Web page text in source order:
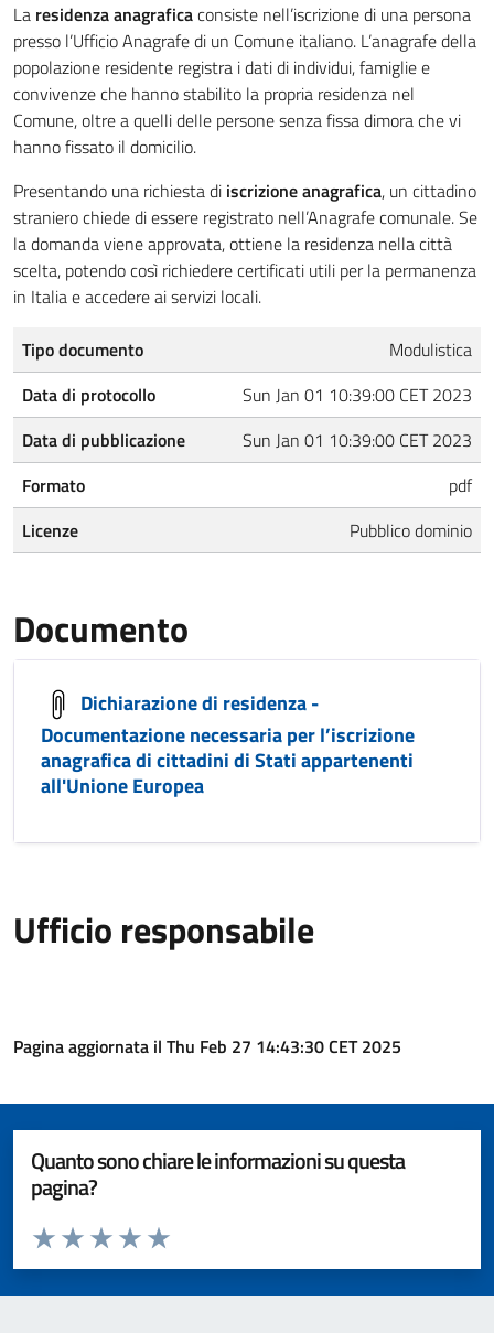
La residenza anagraficaconsiste nell’iscrizione di una persona
presso l’Ufficio Anagrafe di un Comune italiano. L’anagrafe della
popolazione residente registra i dati di individui, famiglie e
convivenze che hanno stabilito la propria residenza nel
Comune, oltre a quelli delle persone senza fissa dimora che vi
hanno fissato il domicilio.
Presentando una richiesta di iscrizione anagrafica, un cittadino
straniero chiede di essere registrato nell’Anagrafe comunale. Se
la domanda viene approvata, ottiene la residenza nella città
scelta, potendo così richiedere certificati utili per la permanenza
in Italia e accedere ai servizi locali.
Tipo documento
Modulistica
Data di protocollo
Sun Jan 01 10:39:00 CET 2023
Data di pubblicazione
Sun Jan 01 10:39:00 CET 2023
Formato
pdf
Licenze
Pubblico dominio
Documento
Dichiarazione di residenza -
Documentazione necessaria per l’iscrizione
anagrafica di cittadini di Stati appartenenti
all'Unione Europea
Ufficio responsabile
Pagina aggiornata il Thu Feb 27 14:43:30 CET 2025
Quanto sono chiare le informazioni su questa
pagina?
Valuta da 1 a 5 stelle la pagina
Valuta 5 stelle su 5
Valuta 4 stelle su 5
Valuta 3 stelle su 5
Valuta 2 stelle su 5
Valuta 1 stelle su 5